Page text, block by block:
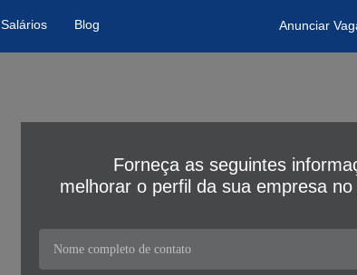
Salários Blog Anunciar
Forneça as seguintes
melhorar o perfil da sua empresa